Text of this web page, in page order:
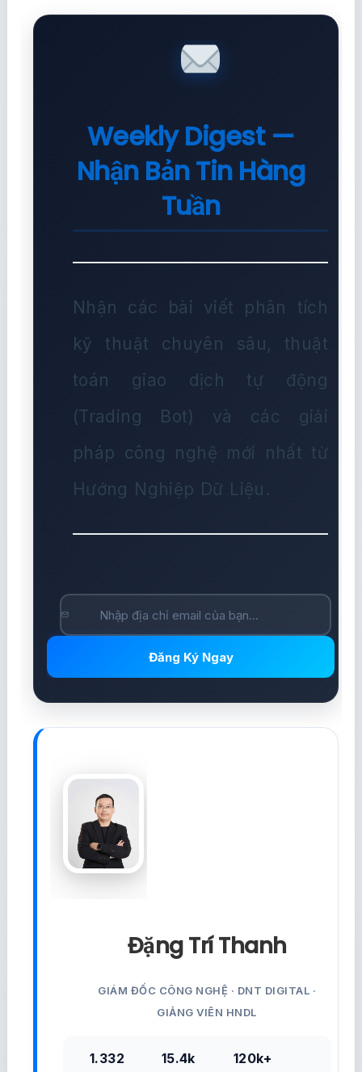
Weekly Digest —
Nhận Bản Tin Hàng
Tuần
Nhận các bài viết phân tích
kỹ thuật chuyên sâu, thuật
toán giao dịch tự động
(Trading Bot) và các giải
pháp công nghệ mới nhất từ
Hướng Nghiệp Dữ Liệu.
Đăng Ký Ngay
Đặng Trí Thanh
GIÁM ĐỐC CÔNG NGHỆ · DNT DIGITAL ·
GIẢNG VIÊN HNDL
1.332 15.4k 120k+